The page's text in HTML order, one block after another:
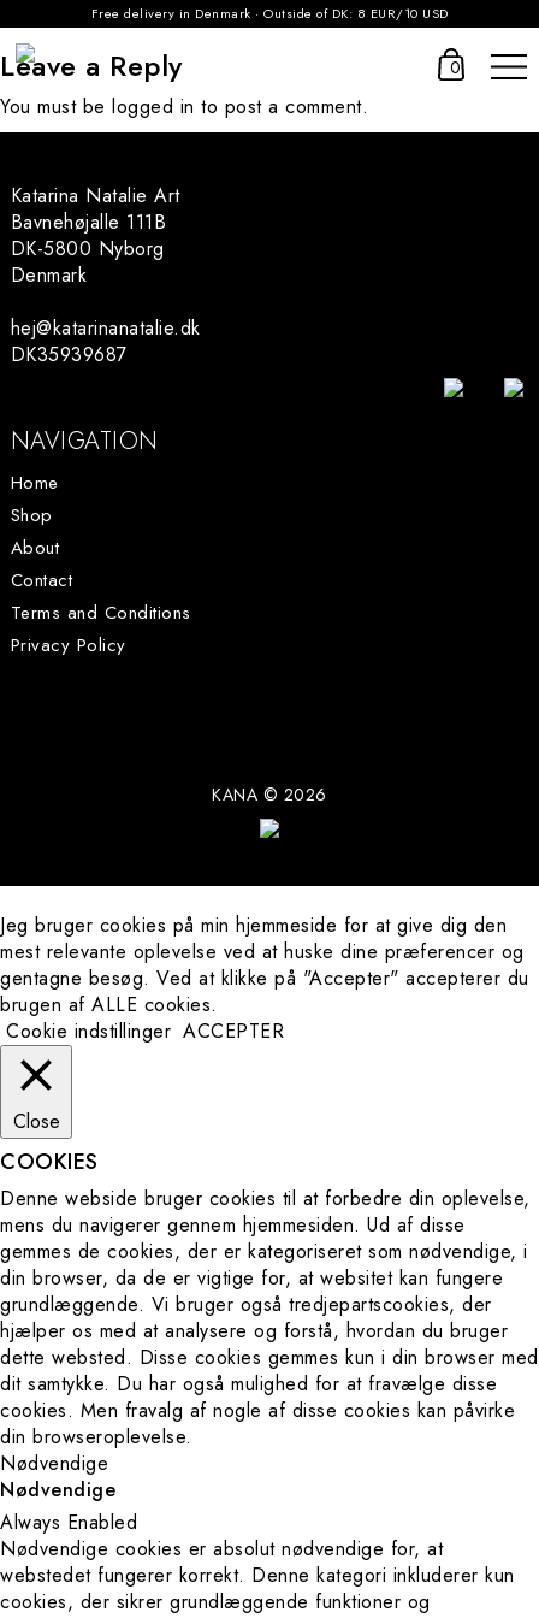
Free delivery in Denmark · Outside of DK: 8 EUR/10 USD
0
Art Prints
Originals
Privacy Policy
Terms and
Conditions
Leave a Reply
You must be logged in to post a comment.
Katarina Natalie Art
Bavnehøjalle 111B
DK-5800 Nyborg
Denmark
hej@katarinanatalie.dk
DK35939687
NAVIGATION
Home
Shop
About
Contact
Terms and Conditions
Privacy Policy
KANA © 2026
Jeg bruger cookies på min hjemmeside for at give dig den
mest relevante oplevelse ved at huske dine præferencer og
gentagne besøg. Ved at klikke på "Accepter" accepterer du
brugen af ​​ALLE cookies.
Cookie indstillinger ACCEPTER
Close
COOKIES
Denne webside bruger cookies til at forbedre din oplevelse,
mens du navigerer gennem hjemmesiden. Ud af disse
gemmes de cookies, der er kategoriseret som nødvendige, i
din browser, da de er vigtige for, at websitet kan fungere
grundlæggende. Vi bruger også tredjepartscookies, der
hjælper os med at analysere og forstå, hvordan du bruger
dette websted. Disse cookies gemmes kun i din browser med
dit samtykke. Du har også mulighed for at fravælge disse
cookies. Men fravalg af nogle af disse cookies kan påvirke
din browseroplevelse.
Nødvendige
Nødvendige
Always Enabled
Nødvendige cookies er absolut nødvendige for, at
webstedet fungerer korrekt. Denne kategori inkluderer kun
cookies, der sikrer grundlæggende funktioner og